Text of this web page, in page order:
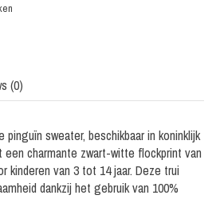
(0)
sweater, beschikbaar in koninklijk
een charmante zwart-witte flockprint van
kinderen van 3 tot 14 jaar. Deze trui
dankzij het gebruik van 100%